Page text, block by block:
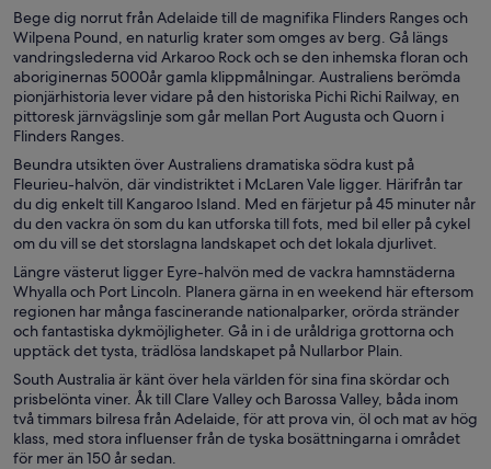
Bege dig norrut från Adelaide till de magnifika Flinders Ranges och
Wilpena Pound, en naturlig krater som omges av berg. Gå längs
vandringslederna vid Arkaroo Rock och se den inhemska floran och
aboriginernas 5000år gamla klippmålningar. Australiens berömda
pionjärhistoria lever vidare på den historiska Pichi Richi Railway, en
pittoresk järnvägslinje som går mellan Port Augusta och Quorn i
Flinders Ranges.
Beundra utsikten över Australiens dramatiska södra kust på
Fleurieu-halvön, där vindistriktet i McLaren Vale ligger. Härifrån tar
du dig enkelt till Kangaroo Island. Med en färjetur på 45 minuter når
du den vackra ön som du kan utforska till fots, med bil eller på cykel
om du vill se det storslagna landskapet och det lokala djurlivet.
Längre västerut ligger Eyre-halvön med de vackra hamnstäderna
Whyalla och Port Lincoln. Planera gärna in en weekend här eftersom
regionen har många fascinerande nationalparker, orörda stränder
och fantastiska dykmöjligheter. Gå in i de uråldriga grottorna och
upptäck det tysta, trädlösa landskapet på Nullarbor Plain.
South Australia är känt över hela världen för sina fina skördar och
prisbelönta viner. Åk till Clare Valley och Barossa Valley, båda inom
två timmars bilresa från Adelaide, för att prova vin, öl och mat av hög
klass, med stora influenser från de tyska bosättningarna i området
för mer än 150 år sedan.